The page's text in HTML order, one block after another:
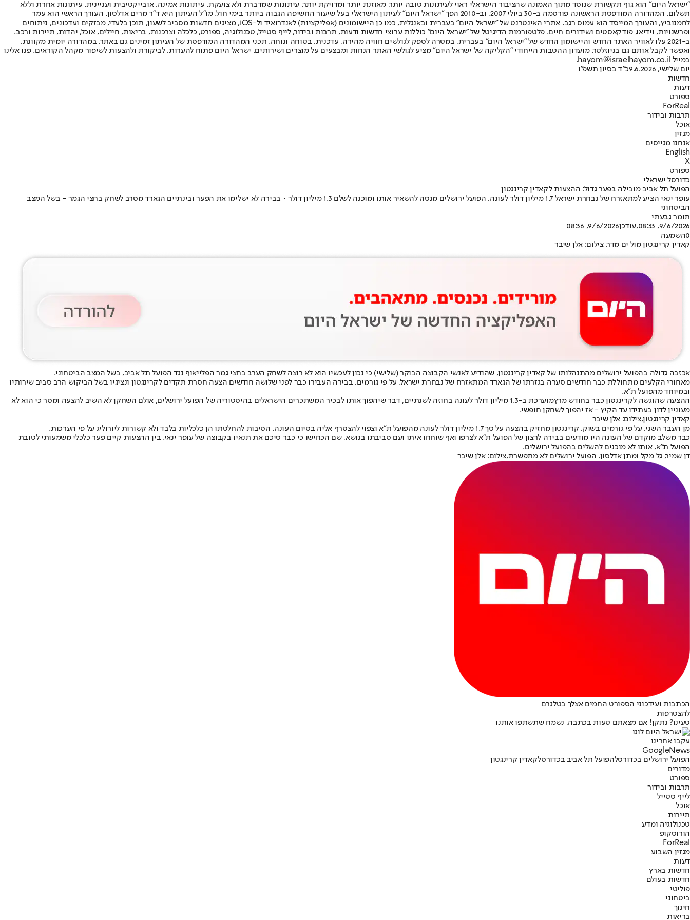
"ישראל היום" הוא גוף תקשורת שנוסד מתוך האמונה שהציבור הישראלי ראוי לעיתונות טובה יותר, מאוזנת יותר ומדויקת יותר. עיתונות שמדברת ולא צועקת. עיתונות אמינה, אובייקטיבית ועניינית. עיתונות אחרת וללא
תשלום. המהדורה המודפסת הראשונה פורסמה ב-30 ביולי 2007, וב-2010 הפך "ישראל היום" לעיתון הישראלי בעל שיעור החשיפה הגבוה ביותר בימי חול. מו"ל העיתון היא ד"ר מרים אדלסון. העורך הראשי הוא עמר
לחמנוביץ, והעורך המייסד הוא עמוס רגב. אתרי האינטרנט של "ישראל היום" בעברית ובאנגלית, כמו כן היישומונים (אפליקציות) לאנדרואיד ול-iOS, מציגים חדשות מסביב לשעון, תוכן בלעדי, מבזקים ועדכונים, ניתוחים
ופרשנויות, וידיאו, פודקאסטים ושידורים חיים. פלטפורמות הדיגיטל של "ישראל היום" כוללות ערוצי חדשות ודעות, תרבות ובידור, לייף סטייל, טכנולוגיה, ספורט, כלכלה וצרכנות, בריאות, חיילים, אוכל, יהדות, תיירות ורכב.
ב-2021 עלו לאוויר האתר החדש והיישומון החדש של "ישראל היום" בעברית, במטרה לספק לגולשים חוויה מהירה, עדכנית, בטוחה ונוחה. תכני המהדורה המודפסת של העיתון זמינים גם באתר, במהדורה יומית מקוונת,
ואפשר לקבל אותם גם בניוזלטר. מועדון ההטבות הייחודי "הקליקה של ישראל היום" מציע לגולשי האתר הנחות ומבצעים על מוצרים ושירותים. ישראל היום פתוח להערות, לביקורת ולהצעות לשיפור מקהל הקוראים. פנו אלינו
במייל hayom@israelhayom.co.il.
יום שלישי, 9.6.2026
כ"ד בסיון תשפ"ו
חדשות
דעות
ספורט
ForReal
תרבות ובידור
אוכל
מגזין
אנחנו מגייסים
English
X
ספורט
כדורסל ישראלי
הפועל תל אביב מובילה בפער גדול: ההצעות לקאדין קרינגטון
עופר ינאי הציע למתאזרח של נבחרת ישראל 1.7 מיליון דולר לעונה, הפועל ירושלים מנסה להשאיר אותו ומוכנה לשלם 1.3 מיליון דולר • בבירה לא ישלימו את הפער ובינתיים הגארד מסרב לשחק בחצי הגמר - בשל המצב
הביטחוני
תומר גבעתי
9/6/2026, 08:33
,עודכן9/6/2026, 08:36
0השמעה
קאדין קרינגטון מול ים מדר. צילום: אלן שיבר
אכזבה גדולה בהפועל ירושלים מהתנהלותו של קאדין קרינגטון, שהודיע לאנשי הקבוצה הבוקר (שלישי) כי נכון לעכשיו הוא לא רוצה לשחק הערב בחצי גמר הפלייאוף נגד הפועל תל אביב, בשל המצב הביטחוני.
מאחורי הקלעים מתחוללת כבר חודשים סערה בגזרתו של הגארד המתאזרח של נבחרת ישראל. על פי גורמים, בבירה העבירו כבר לפני שלושה חודשים הצעה חסרת תקדים לקרינגטון ונציגיו בשל הביקוש הרב סביב שירותיו
ובמיוחד מהפועל ת"א.
ההצעה שהוגשה לקרינגטון כבר בחודש מרץ
מוערכת ב-1.3 מיליון דולר לעונה בחוזה לשנתיים, דבר שיהפוך אותו לבכיר המשתכרים הישראלים בהיסטוריה של הפועל ירושלים, אולם השחקן לא השיב להצעה ומסר כי הוא לא
מעוניין לדון בעתידו עד הקיץ - אז יהפוך לשחקן חופשי.
קאדין קרינגטון,צילום: אלן שיבר
מן העבר השני, על פי גורמים בשוק, קרינגטון מחזיק בהצעה על סך 1.7 מיליון דולר לעונה מהפועל ת"א וצפוי להצטרף אליה בסיום העונה. הסיבות להחלטתו הן כלכליות בלבד ולא קשורות ליורוליג על פי הערכות.
כבר משלב מוקדם של העונה היו מודעים בבירה לרצון של הפועל ת"א לצרפו ואף שוחחו איתו ועם סביבתו בנושא, שם הכחישו כי כבר סיכם את תנאיו בקבוצה של עופר ינאי. בין ההצעות קיים פער כלכלי משמעותי לטובת
הפועל ת"א, אותו לא מוכנים להשלים בהפועל ירושלים.
דן שמיר, גל מקל ומתן אדלסון. הפועל ירושלים לא מתפשרת,צילום: אלן שיבר
הכתבות ועידכוני הספורט החמים אצלך בטלגרם
להצטרפות
טעינו? נתקן! אם מצאתם טעות בכתבה, נשמח שתשתפו אותנו
עקבו אחרינו
Googl eNews
הפועל ירושלים בכדורסלהפועל תל אביב בכדורסלקאדין קרינגטון
מדורים
ספורט
תרבות ובידור
לייף סטייל
אוכל
תיירות
טכנולוגיה ומדע
הורוסקופ
ForReal
מגזין השבוע
דעות
חדשות בארץ
חדשות בעולם
פוליטי
ביטחוני
חינוך
בריאות